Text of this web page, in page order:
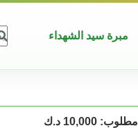
مبرة سيد الشهداء
مطلوب: 10,000 د.ك